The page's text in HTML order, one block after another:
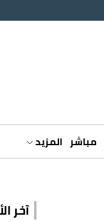
مباشر المزيد
آخر